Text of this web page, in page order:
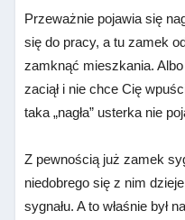
Przeważnie pojawia się
się do pracy, a tu zamek
zamknąć mieszkania.
zaciął i nie chce Cię
taka „nagła” usterka nie
Z pewnością już zamek
niedobrego się z nim
sygnału. A to właśnie był